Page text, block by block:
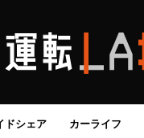
ドシェア カーライフ